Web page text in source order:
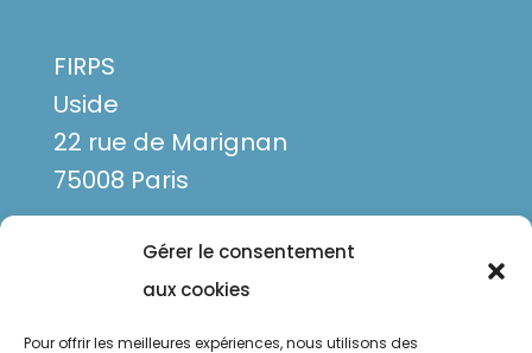
Gérer le consentement
aux cookies
Pour offrir les meilleures expériences, nous utilisons des
FIRPS
Uside
22 rue de Marignan
75008 Paris